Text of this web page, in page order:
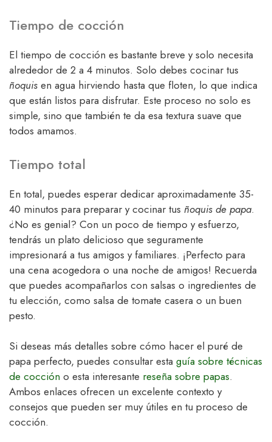
Tiempo de cocción
El tiempo de cocción es bastante breve y solo necesita
alrededor de 2 a 4 minutos. Solo debes cocinar tus
ñoquis en agua hirviendo hasta que floten, lo que indica
que están listos para disfrutar. Este proceso no solo es
simple, sino que también te da esa textura suave que
todos amamos.
Tiempo total
En total, puedes esperar dedicar aproximadamente 35-
40 minutos para preparar y cocinar tus ñoquis de papa.
¿No es genial? Con un poco de tiempo y esfuerzo,
tendrás un plato delicioso que seguramente
impresionará a tus amigos y familiares. ¡Perfecto para
una cena acogedora o una noche de amigos! Recuerda
que puedes acompañarlos con salsas o ingredientes de
tu elección, como salsa de tomate casera o un buen
pesto.
Si deseas más detalles sobre cómo hacer el puré de
papa perfecto, puedes consultar esta guía sobre técnicas
de cocción o esta interesante reseña sobre papas.
Ambos enlaces ofrecen un excelente contexto y
consejos que pueden ser muy útiles en tu proceso de
cocción.